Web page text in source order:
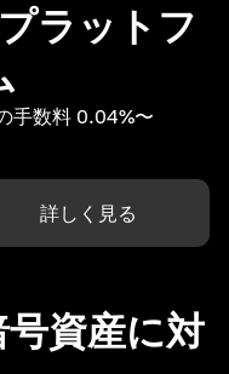
ラットフ
手数料 0.04%〜
詳しく見る
資産に対